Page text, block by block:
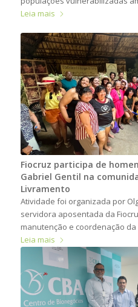
Leia mais
Fiocruz participa de
Gabriel Gentil na
Livramento
Atividade foi organizada por
servidora aposentada da
manutenção e coordenação da
Leia mais